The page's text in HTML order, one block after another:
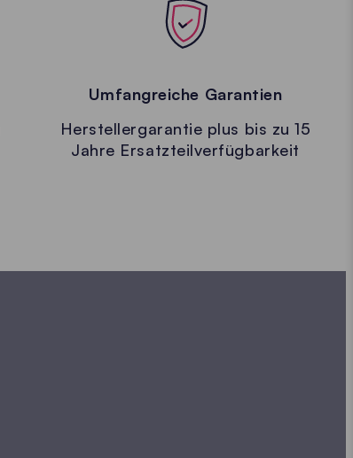
Umfangreiche Garantien
Herstellergarantie plus bis zu 15
Jahre Ersatzteilverfügbarkeit